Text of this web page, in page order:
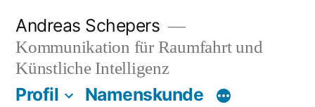
Inhalt
springen
Andreas Schepers
Kommunikation für Raumfahrt und
Künstliche Intelligenz
Profil Namenskunde